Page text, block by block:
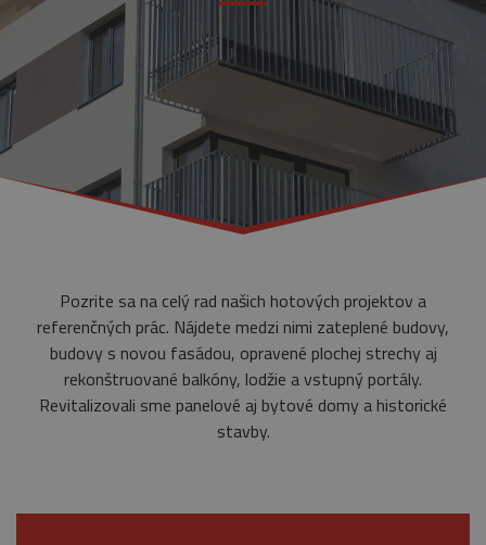
Pozrite sa na celý rad našich hotových projektov a
referenčných prác. Nájdete medzi nimi zateplené budovy,
budovy s novou fasádou, opravené plochej strechy aj
rekonštruované balkóny, lodžie a vstupný portály.
Revitalizovali sme panelové aj bytové domy a historické
stavby.